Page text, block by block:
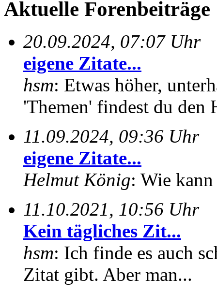
Aktuelle Forenbeiträge
20.09.2024, 07:07 Uhr
eigene Zitate...
hsm: Etwas höher,
'Themen' findest du den
11.09.2024, 09:36 Uhr
eigene Zitate...
Helmut König: Wie
11.10.2021, 10:56 Uhr
Kein tägliches Zit...
hsm: Ich finde es auch
Zitat gibt. Aber man...